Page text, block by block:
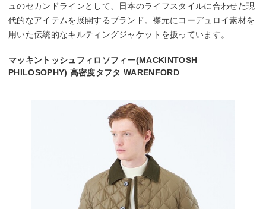
ュのセカンドラインとして、日本のライフスタイルに合わせた現
代的なアイテムを展開するブランド。襟元にコーデュロイ素材を
用いた伝統的なキルティングジャケットを扱っています。
マッキントッシュフィロソフィー(MACKINTOSH
PHILOSOPHY) 高密度タフタ WARENFORD